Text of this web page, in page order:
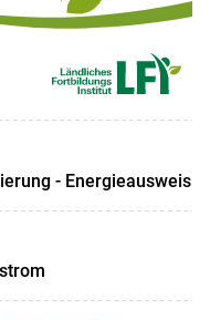
- Energieausweis